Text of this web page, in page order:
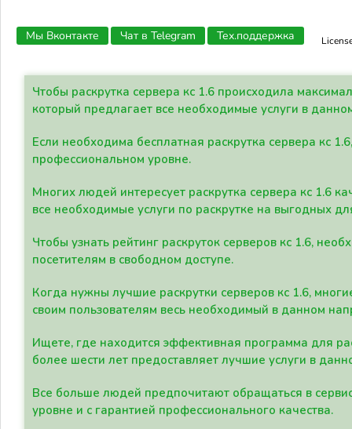
Мы Вконтакте Чат в Telegram Тех.поддержка
Чтобы раскрутка сервера кс 1.6 происходила
который предлагает все необходимые услуги в
Если необходима бесплатная раскрутка сервера кс
профессиональном уровне.
Многих людей интересует раскрутка сервера кс 1.6
все необходимые услуги по раскрутке на выгодных
Чтобы узнать рейтинг раскруток серверов кс 1.6,
посетителям в свободном доступе.
Когда нужны лучшие раскрутки серверов кс 1.6,
своим пользователям весь необходимый в данном
Ищете, где находится эффективная программа для
более шести лет предоставляет лучшие услуги в
Все больше людей предпочитают обращаться в
уровне и с гарантией профессионального качества.